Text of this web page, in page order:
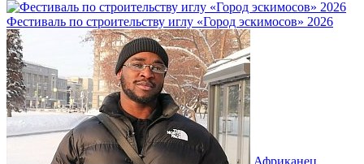
Фестиваль по строительству иглу «Город эскимосов» 2026
Африканец